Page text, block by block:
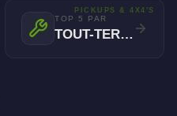
TOP 5 PAR
TOUT-TERRAIN
PICKUPS & 4X4'S